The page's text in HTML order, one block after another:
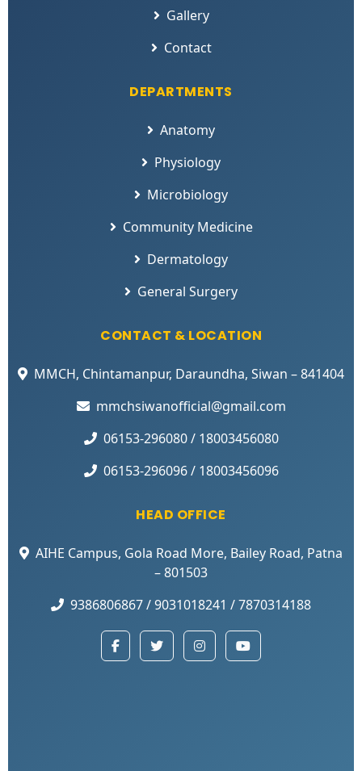
Gallery
Contact
DEPARTMENTS
Anatomy
Physiology
Microbiology
Community Medicine
Dermatology
General Surgery
CONTACT & LOCATION
MMCH, Chintamanpur, Daraundha, Siwan – 841404
mmchsiwanofficial@gmail.com
06153-296080 / 18003456080
06153-296096 / 18003456096
HEAD OFFICE
AIHE Campus, Gola Road More, Bailey Road, Patna
– 801503
9386806867 / 9031018241 / 7870314188